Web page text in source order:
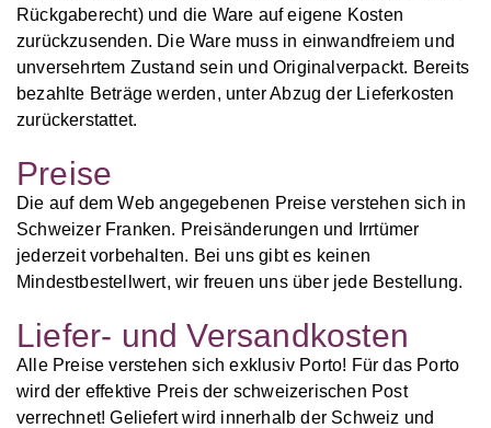
Rückgaberecht) und die Ware auf eigene Kosten
zurückzusenden. Die Ware muss in einwandfreiem und
unversehrtem Zustand sein und Originalverpackt. Bereits
bezahlte Beträge werden, unter Abzug der Lieferkosten
zurückerstattet.
Preise
Die auf dem Web angegebenen Preise verstehen sich in
Schweizer Franken. Preisänderungen und Irrtümer
jederzeit vorbehalten. Bei uns gibt es keinen
Mindestbestellwert, wir freuen uns über jede Bestellung.
Liefer- und Versandkosten
Alle Preise verstehen sich exklusiv Porto! Für das Porto
wird der effektive Preis der schweizerischen Post
verrechnet! Geliefert wird innerhalb der Schweiz und